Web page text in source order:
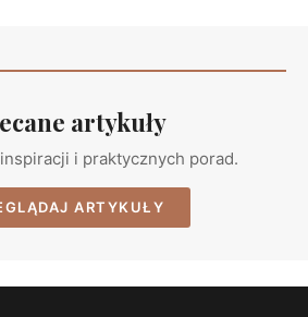
artykuły
i praktycznych porad.
ARTYKUŁY